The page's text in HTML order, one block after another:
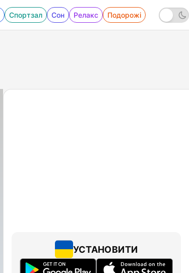
Спортзал Сон Релакс Подорожі
УСТАНОВИТИ